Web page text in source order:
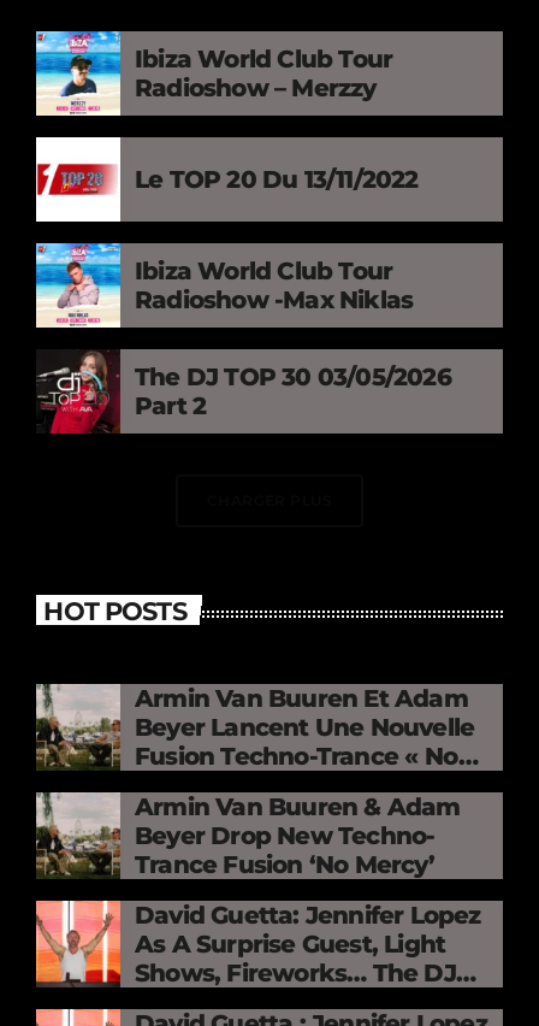
Ibiza World Club Tour
Radioshow – Merzzy
Le TOP 20 Du 13/11/2022
Ibiza World Club Tour
Radioshow -Max Niklas
The DJ TOP 30 03/05/2026
Part 2
HOT POSTS
Armin Van Buuren Et Adam
Beyer Lancent Une Nouvelle
Fusion Techno-Trance « No
Mercy »
Armin Van Buuren & Adam
Beyer Drop New Techno-
Trance Fusion ‘No Mercy’
David Guetta: Jennifer Lopez
As A Surprise Guest, Light
Shows, Fireworks… The DJ
Electrifies The Stade De